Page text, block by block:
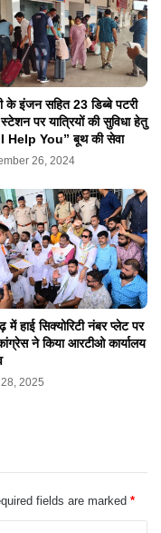
के इंजन सहित 23 डिब्बे पटरी
पर यात्रियों की सुविधा हेतु
Help You” बूथ की सेवा
26, 2024
में हाई सिक्योरिटी नंबर प्लेट पर
ने किया आरटीओ कार्यालय
2025
fields are marked *